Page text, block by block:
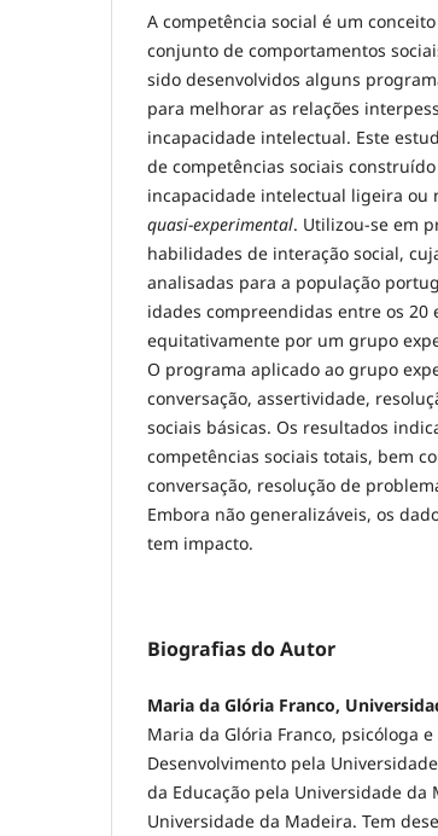
A competência social é um
conjunto de comportamentos
sido desenvolvidos alguns
para melhorar as relações
incapacidade intelectual. Este
de competências sociais
incapacidade intelectual ligeira ou
quasi-experimental. Utilizou-se em
habilidades de interação social,
analisadas para a população
idades compreendidas entre os 20
equitativamente por um grupo
O programa aplicado ao grupo
conversação, assertividade,
sociais básicas. Os resultados
competências sociais totais, bem
conversação, resolução de
Embora não generalizáveis, os
tem impacto.
Biografias do Autor
Maria da Glória Franco,
Maria da Glória Franco, psicóloga
Desenvolvimento pela
da Educação pela Universidade da
Universidade da Madeira. Tem